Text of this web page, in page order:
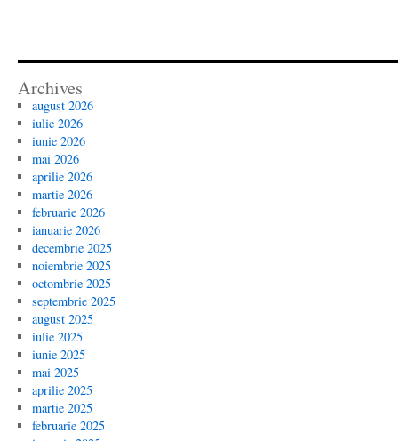
Archives
august 2026
iulie 2026
iunie 2026
mai 2026
aprilie 2026
martie 2026
februarie 2026
ianuarie 2026
decembrie 2025
noiembrie 2025
octombrie 2025
septembrie 2025
august 2025
iulie 2025
iunie 2025
mai 2025
aprilie 2025
martie 2025
februarie 2025